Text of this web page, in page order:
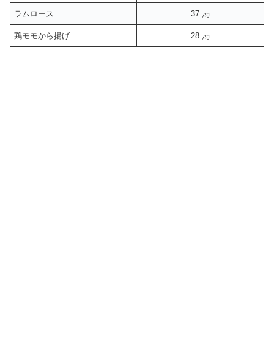
ラムロース 37 ㎍
鶏モモから揚げ 28 ㎍